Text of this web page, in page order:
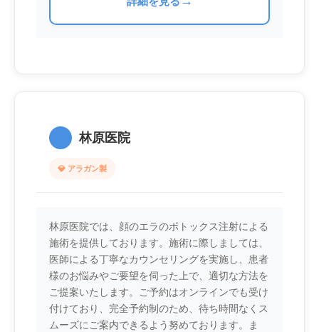
6. 林原医院
💎 アラガン製
林原医院では、顔のエラのボトックス注射による
施術を提供しております。施術に際しましては、
医師による丁寧なカウンセリングを実施し、患者
様のお悩みやご要望を伺った上で、適切な方法を
ご提案いたします。ご予約はオンラインでも受け
付けており、完全予約制のため、待ち時間なくス
ムーズにご案内できるよう努めております。ま